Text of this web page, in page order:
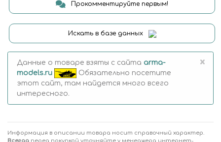
Прокомментируйте первым!
Искать в базе данных
Данные о товаре взяты с сайта arma-
models.ru
Обязательно посетите
этот сайт, там найдется много всего
интересного.
×
Информация в описании товара носит справочный характер.
Всегда перед покупкой уточняйте у менеджера интернет-